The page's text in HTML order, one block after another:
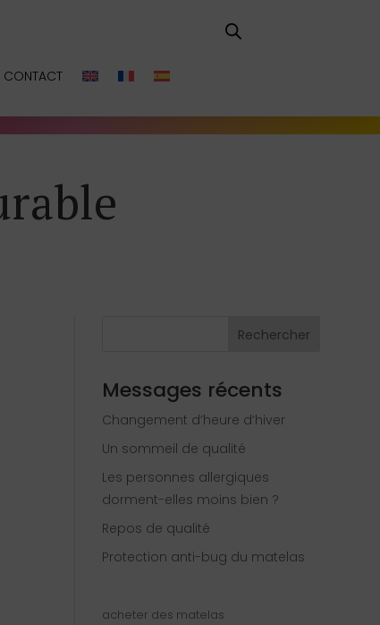
CONTACT
Rechercher
Messages récents
Changement d’heure d’hiver
Un sommeil de qualité
Les personnes allergiques
dorment-elles moins bien ?
Repos de qualité
Protection anti-bug du matelas
acheter des matelas